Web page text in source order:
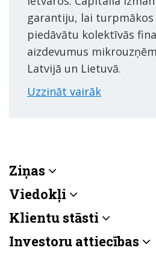
garantiju, lai
piedāvātu kolektīvās
aizdevumus
Latvijā un Lietuvā.
Uzzināt vairāk
Ziņas
Viedokļi
Klientu stāsti
Investoru attiecības